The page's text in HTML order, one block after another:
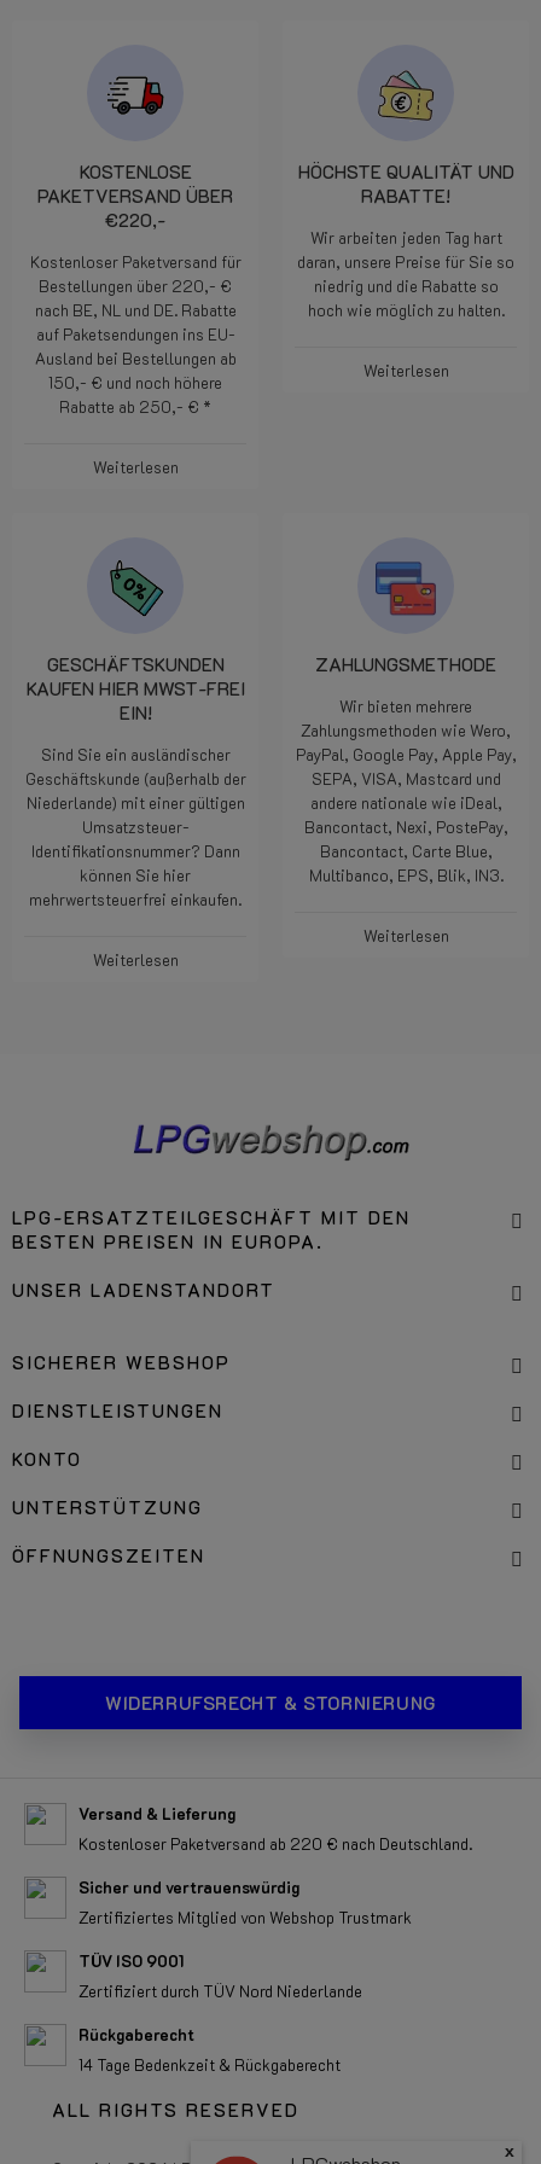
KOSTENLOSE
PAKETVERSAND ÜBER
€220,-
Kostenloser Paketversand für
Bestellungen über 220,- €
nach BE, NL und DE. Rabatte
auf Paketsendungen ins EU-
Ausland bei Bestellungen ab
150,- € und noch höhere
Rabatte ab 250,- € *
Weiterlesen
HÖCHSTE QUALITÄT UND
RABATTE!
Wir arbeiten jeden Tag hart
daran, unsere Preise für Sie so
niedrig und die Rabatte so
hoch wie möglich zu halten.
Weiterlesen
GESCHÄFTSKUNDEN
KAUFEN HIER MWST-FREI
EIN!
Sind Sie ein ausländischer
Geschäftskunde (außerhalb der
Niederlande) mit einer gültigen
Umsatzsteuer-
Identifikationsnummer? Dann
können Sie hier
mehrwertsteuerfrei einkaufen.
Weiterlesen
ZAHLUNGSMETHODE
Wir bieten mehrere
Zahlungsmethoden wie Wero,
PayPal, Google Pay, Apple Pay,
SEPA, VISA, Mastcard und
andere nationale wie iDeal,
Bancontact, Nexi, PostePay,
Bancontact, Carte Blue,
Multibanco, EPS, Blik, IN3.
Weiterlesen
LPG-ERSATZTEILGESCHÄFT MIT DEN
BESTEN PREISEN IN EUROPA.
UNSER LADENSTANDORT
SICHERER WEBSHOP
DIENSTLEISTUNGEN
KONTO
UNTERSTÜTZUNG
ÖFFNUNGSZEITEN
WIDERRUFSRECHT & STORNIERUNG
Versand & Lieferung
Kostenloser Paketversand ab 220 € nach Deutschland.
Sicher und vertrauenswürdig
Zertifiziertes Mitglied von Webshop Trustmark
TÜV ISO 9001
Zertifiziert durch TÜV Nord Niederlande
Rückgaberecht
14 Tage Bedenkzeit & Rückgaberecht
ALL RIGHTS RESERVED
x